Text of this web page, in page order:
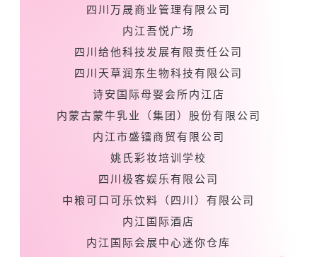
四川万晟商业管理有限公司
内江吾悦广场
四川给他科技发展有限责任公司
四川天草润东生物科技有限公司
诗安国际母婴会所内江店
内蒙古蒙牛乳业（集团）股份有限公司
内江市盛镭商贸有限公司
姚氏彩妆培训学校
四川极客娱乐有限公司
中粮可口可乐饮料（四川）有限公司
内江国际酒店
内江国际会展中心迷你仓库